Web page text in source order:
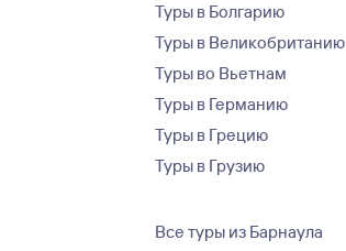
Туры в Болгарию
Туры в Великобританию
Туры во Вьетнам
Туры в Германию
Туры в Грецию
Туры в Грузию
Все туры из Барнаула